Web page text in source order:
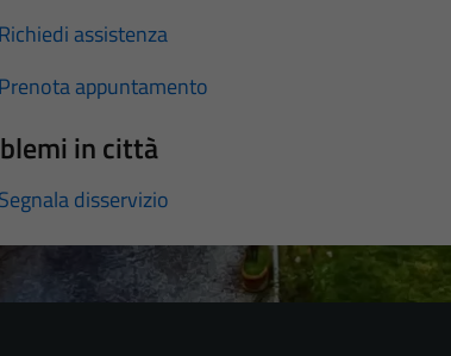
Richiedi assistenza
Prenota appuntamento
in città
Segnala disservizio